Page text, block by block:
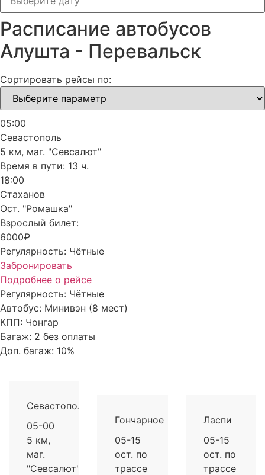
Расписание автобусов
Алушта - Перевальск
Сортировать рейсы по:
05:00
Севастополь
5 км, маг. "Севсалют"
Время в пути: 13 ч.
18:00
Стаханов
Ост. "Ромашка"
Взрослый билет:
6000₽
Регулярность: Чётные
Забронировать
Подробнее о рейсе
Регулярность: Чётные
Автобус: Минивэн (8 мест)
КПП: Чонгар
Багаж: 2 без оплаты
Доп. багаж: 10%
Севастополь
05-00
5 км,
маг.
"Севсалют"
Гончарное
05-15
ост. по
трассе
Ласпи
05-15
ост. по
трассе